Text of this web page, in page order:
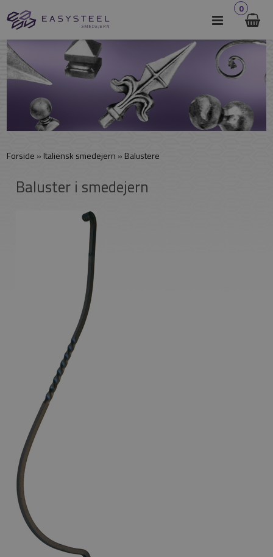
0
Forside » Italiensk smedejern » Balustere
Baluster i smedejern